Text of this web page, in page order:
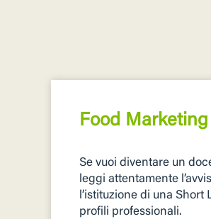
Food Marketing
Se vuoi diventare un
leggi attentamente
l’istituzione di una Short
proﬁli professionali.